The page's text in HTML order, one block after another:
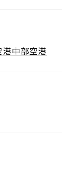
港中部空港